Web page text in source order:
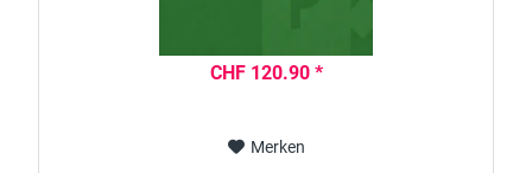
CHF 120.90 *
Merken